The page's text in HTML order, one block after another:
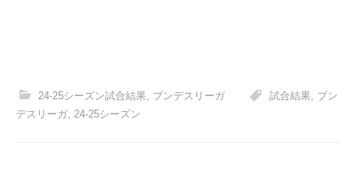
24-25シーズン試合結果 ブンデスリーガ 試合結果
ブン
デスリーガ, 24-25シーズン